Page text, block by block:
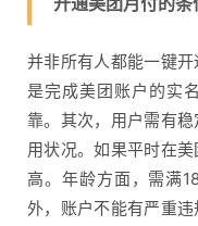
并非所有人都能一键
是完成美团账户的实
靠。其次，用户需有
用状况。如果平时在
高。年龄方面，需满
外，账户不能有严重违